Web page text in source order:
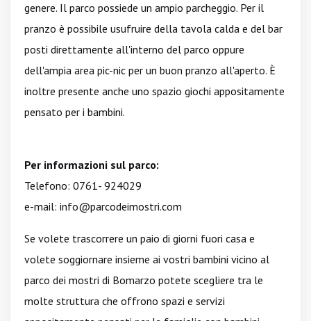
genere. Il parco possiede un ampio parcheggio. Per il
pranzo è possibile usufruire della tavola calda e del bar
posti direttamente all'interno del parco oppure
dell'ampia area pic-nic per un buon pranzo all'aperto. È
inoltre presente anche uno spazio giochi appositamente
pensato per i bambini.
Per informazioni sul parco:
Telefono: 0761- 924029
e-mail: info@parcodeimostri.com
Se volete trascorrere un paio di giorni fuori casa e
volete soggiornare insieme ai vostri bambini vicino al
parco dei mostri di Bomarzo potete scegliere tra le
molte struttura che offrono spazi e servizi